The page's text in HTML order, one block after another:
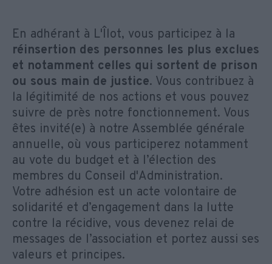
En adhérant à L'Îlot, vous participez à la
réinsertion des personnes les plus exclues
et notamment celles qui sortent de prison
ou sous main de justice. Vous contribuez à
la légitimité de nos actions et vous pouvez
suivre de près notre fonctionnement. Vous
êtes invité(e) à notre Assemblée générale
annuelle, où vous participerez notamment
au vote du budget et à l’élection des
membres du Conseil d'Administration.
Votre adhésion est un acte volontaire de
solidarité et d’engagement dans la lutte
contre la récidive, vous devenez relai de
messages de l’association et portez aussi ses
valeurs et principes.